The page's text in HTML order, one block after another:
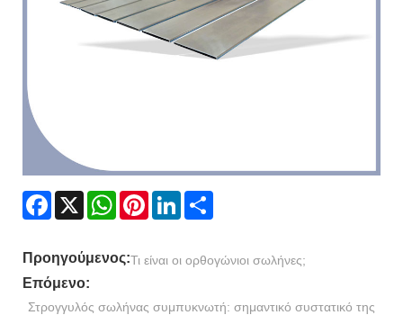
Facebook
X WhatsAppPinterestLinkedIn
Προηγούμενος:Τι είναι οι ορθογώνιοι σωλήνες;
Επόμενο:
Στρογγυλός σωλήνας συμπυκνωτή: σημαντικό συστατικό της